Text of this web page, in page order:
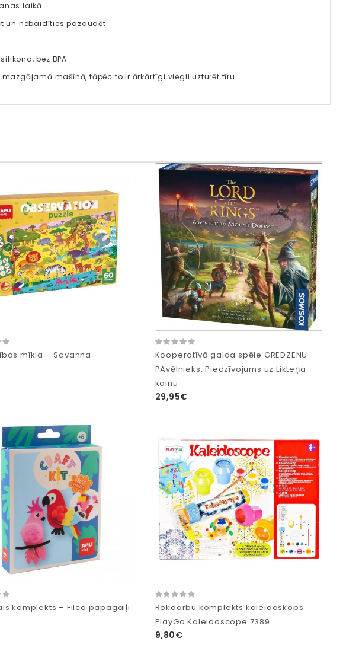
laikā.
un nebaidīties pazaudēt.
bez BPA.
mašīnā, tāpēc to ir ārkārtīgi viegli uzturēt tīru.
mīkla – Savanna
Kooperatīvā galda spēle GREDZENU
PAvēlnieks: Piedzīvojums uz Likteņa
kalnu
29,95€
komplekts – Filca papagaiļi
Rokdarbu komplekts kaleidoskops
PlayGo Kaleidoscope 7389
9,80€